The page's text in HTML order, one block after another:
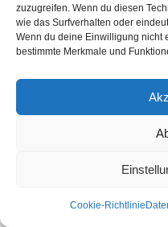
zuzugreifen. Wenn du diesen
wie das Surfverhalten oder
Wenn du deine Einwilligung nicht
bestimmte Merkmale und
Cookie-Richtlinie
© Öztürk